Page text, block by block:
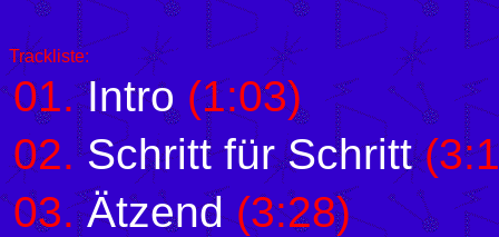
Trackliste:
01.Intro(1:03)
02.Schritt für Schritt
03.Ätzend(3:28)